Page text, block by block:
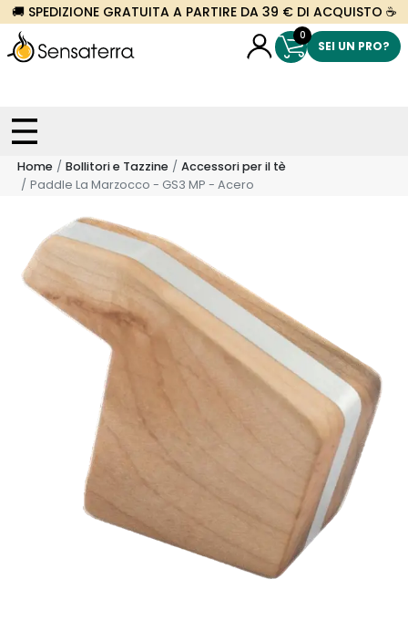
🚚 SPEDIZIONE GRATUITA A PARTIRE DA 39 € DI ACQUISTO ☕
0
SEI UN PRO?
Home Bollitori e Tazzine
Accessori per il tè
Paddle La Marzocco - GS3 MP - Acero